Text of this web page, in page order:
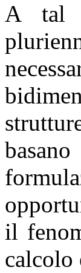
A tal
il
calcolo